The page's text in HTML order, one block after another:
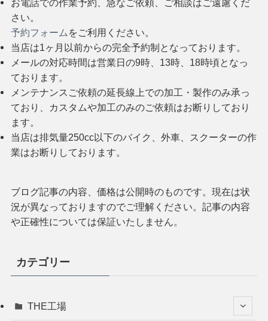
お電話での作業予約、急なご依頼、ご相談はご遠慮くだ
さい。
予約フォーム をご利用ください。
当店は1ヶ月以前からの完全予約制となっております。
メールの対応時間は営業日の9時、13時、18時頃となっ
ております。
メンテナンスご依頼の延長線上での加工・製作のみ承っ
ており、カスタムや加工のみのご依頼はお断りしており
ます。
当店は排気量250cc以下のバイク、外車、スクーターの作
業はお断りしております。
ブログ記事の内容、価格は公開時のものです。現在は状
況が異なっておりますのでご理解ください。記事の内容
や正確性については保証いたしません。
カテゴリー
THE工場